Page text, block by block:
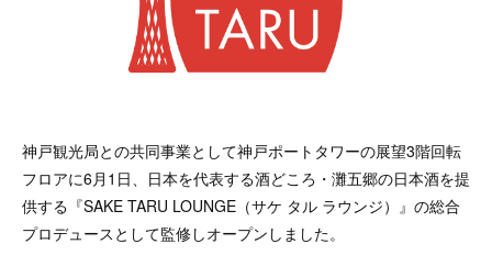
神戸観光局との共同事業として神戸ポートタワーの展望3階回転
フロアに6月1日、日本を代表する酒どころ・灘五郷の日本酒を提
供する『SAKE TARU LOUNGE（サケ タル ラウンジ）』の総合
プロデュースとして監修しオープンしました。